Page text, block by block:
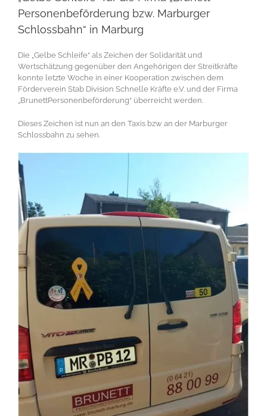
Personenbeförderung bzw. Marburger
Schlossbahn“ in Marburg
Die „Gelbe Schleife“ als Zeichen der Solidarität und
Wertschätzung gegenüber den Angehörigen der Streitkräfte
konnte letzte Woche in einer Kooperation zwischen dem
Förderverein Stab Division Schnelle Kräfte e.V. und der Firma
„BrunettPersonenbeförderung“ überreicht werden.
Dieses Zeichen ist nun an den Taxis bzw an der Marburger
Schlossbahn zu sehen.